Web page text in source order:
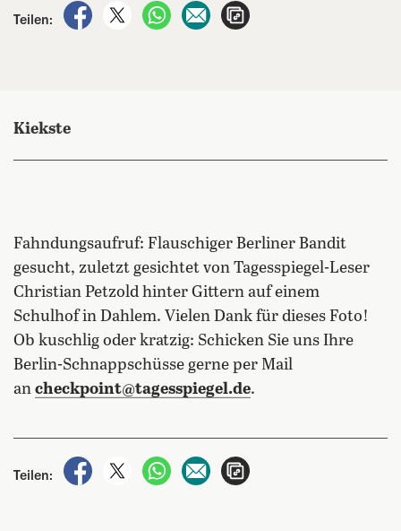
Teilen:
auf Facebook teilen
auf X teilenper WhatsApp teilen
per E-Mail teilen
Kiekste
Fahndungsaufruf: Flauschiger Berliner Bandit
gesucht, zuletzt gesichtet von Tagesspiegel-Leser
Christian Petzold hinter Gittern auf einem
Schulhof in Dahlem. Vielen Dank für dieses Foto!
Ob kuschlig oder kratzig: Schicken Sie uns Ihre
Berlin-Schnappschüsse gerne per Mail
an checkpoint@tagesspiegel.de.
Teilen:
auf Facebook teilen
auf X teilenper WhatsApp teilen
per E-Mail teilen